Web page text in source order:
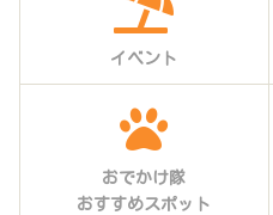
イベント
おでかけ隊
おすすめスポット